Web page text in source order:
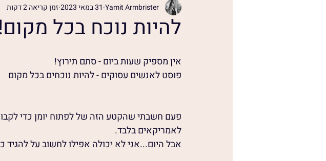
להיות נוכח בכל מקום!
Yamit Armbrister 31 במאי 2023 זמן קריאה 2 דקות
אין מספיק שעות ביום - סתם תירוץ!
פוסט לאנשים עסוקים - להיות נוכחים בכל מקום
פעם חשבתי שהקטע הזה של לפתוח יומן כדי
לאמריקאים בלבד.
אבל היום...אני לא יכולה אפילו לחשוב על להגיד